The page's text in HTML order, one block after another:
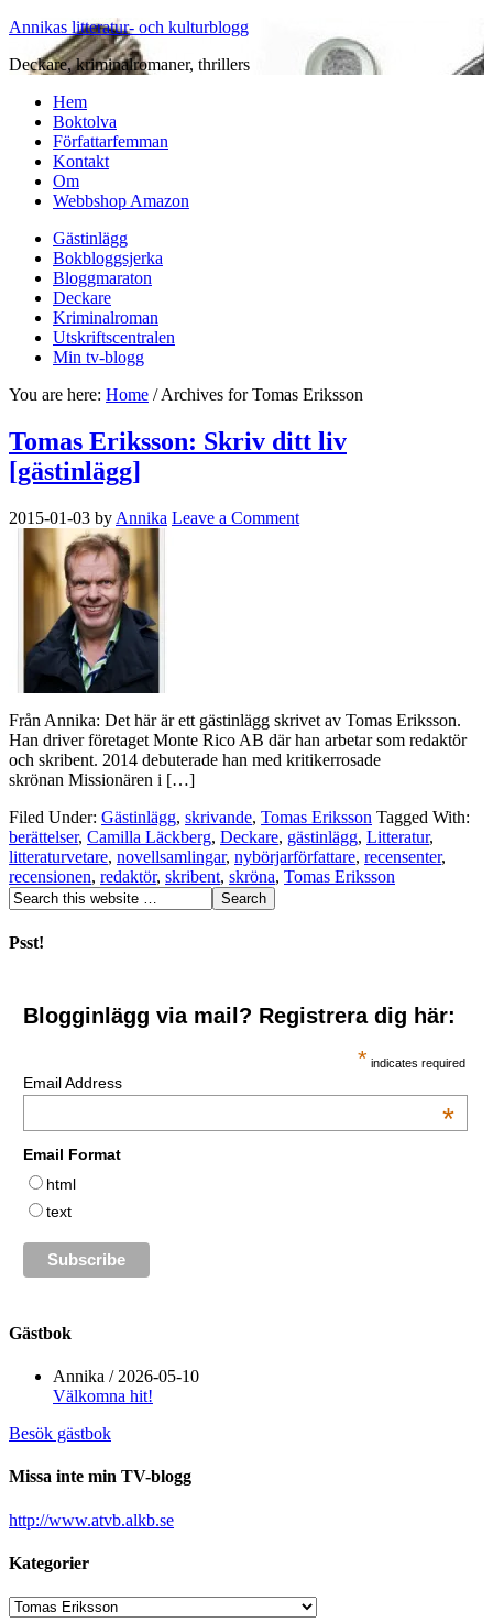
Annikas litteratur- och kulturblogg
Deckare, kriminalromaner, thrillers
Hem
Boktolva
Författarfemman
Kontakt
Om
Webbshop Amazon
Gästinlägg
Bokbloggsjerka
Bloggmaraton
Deckare
Kriminalroman
Utskriftscentralen
Min tv-blogg
You are here: Home /Archives for Tomas Eriksson
Tomas Eriksson: Skriv ditt liv
[gästinlägg]
2015-01-03 by Annika Leave a Comment
Från Annika: Det här är ett gästinlägg skrivet av Tomas Eriksson.
Han driver företaget Monte Rico AB där han arbetar som redaktör
och skribent. 2014 debuterade han med kritikerrosade
skrönan Missionären i […]
Filed Under: Gästinlägg, skrivande, Tomas Eriksson Tagged With:
berättelser, Camilla Läckberg, Deckare, gästinlägg, Litteratur,
litteraturvetare, novellsamlingar, nybörjarförfattare, recensenter,
recensionen, redaktör, skribent, skröna, Tomas Eriksson
Psst!
Blogginlägg via mail? Registrera dig här:
* indicates required
Email Address
*
Email Format
html
text
Gästbok
Annika / 2026-05-10
Välkomna hit!
Besök gästbok
Missa inte min TV-blogg
http://www.atvb.alkb.se
Kategorier
Kategorier